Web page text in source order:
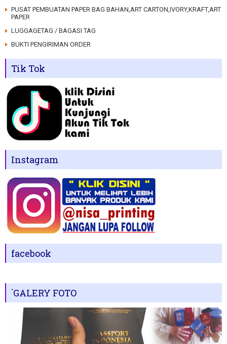
PUSAT PEMBUATAN PAPER BAG BAHAN,ART CARTON,IVORY,KRAFT,ART
PAPER
LUGGAGETAG / BAGASI TAG
BUKTI PENGIRIMAN ORDER
Tik Tok
Instagram
facebook
`GALERY FOTO